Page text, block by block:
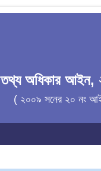
তথ্য অধিকার আইন,
( ২০০৯ সনের ২০ নং